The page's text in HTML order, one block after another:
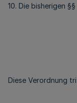
10. Die bisherigen
Diese Verordnung